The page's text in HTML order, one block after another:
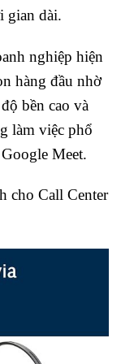
gian dài.
nghiệp hiện
hàng đầu nhờ
bền cao và
làm việc phổ
Meet.
cho Call Center